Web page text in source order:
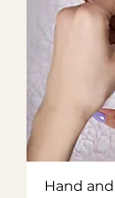
Hand